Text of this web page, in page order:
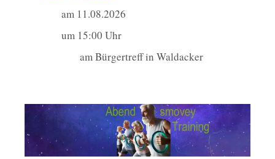
am 11.08.2026
um 15:00 Uhr
am Bürgertreff in Waldacker